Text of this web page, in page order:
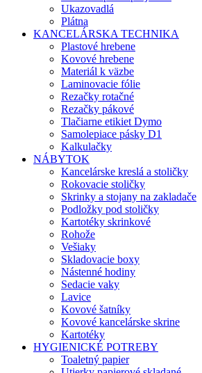
Ukazovadlá
Plátna
KANCELÁRSKA TECHNIKA
Plastové hrebene
Kovové hrebene
Materiál k väzbe
Laminovacie fólie
Rezačky rotačné
Rezačky pákové
Tlačiarne etikiet Dymo
Samolepiace pásky D1
Kalkulačky
NÁBYTOK
Kancelárske kreslá a stoličky
Rokovacie stoličky
Skrinky a stojany na zakladače
Podložky pod stoličky
Kartotéky skrinkové
Rohože
Vešiaky
Skladovacie boxy
Nástenné hodiny
Sedacie vaky
Lavice
Kovové šatníky
Kovové kancelárske skrine
Kartotéky
HYGIENICKÉ POTREBY
Toaletný papier